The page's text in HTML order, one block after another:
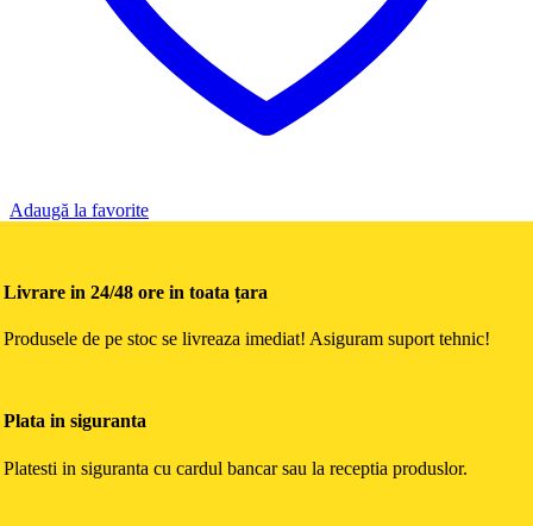
Adaugă la favorite
Livrare in 24/48 ore in toata țara
Produsele de pe stoc se livreaza imediat! Asiguram suport tehnic!
Plata in siguranta
Platesti in siguranta cu cardul bancar sau la receptia produslor.